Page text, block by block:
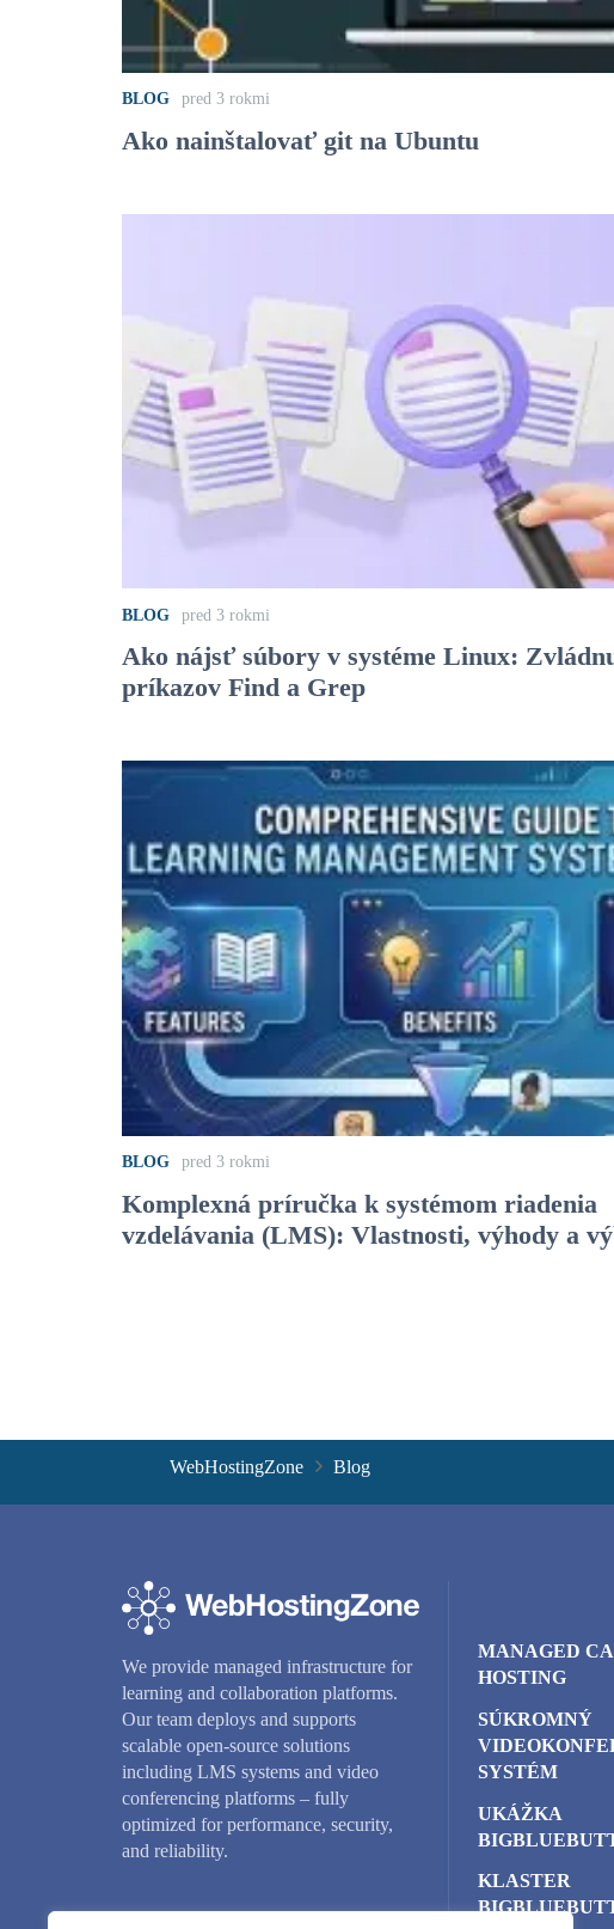
BLOG pred 3 rokmi
Ako nainštalovať git na Ubuntu
BLOG pred 3 rokmi
Ako nájsť súbory v systéme Linux:
príkazov Find a Grep
BLOG pred 3 rokmi
Komplexná príručka k systémom riadenia
vzdelávania (LMS): Vlastnosti, výhody a
WebHostingZone Blog
We provide managed infrastructure for
learning and collaboration platforms.
Our team deploys and supports
scalable open-source solutions
including LMS systems and video
conferencing platforms – fully
optimized for performance, security,
and reliability.
MANAGED
HOSTING
SÚKROMNÝ
SYSTÉM
UKÁŽKA
KLASTER